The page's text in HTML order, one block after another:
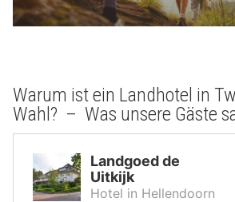
Warum ist ein Landhotel in
Wahl? – Was unsere Gäste
Landgoed de
Uitkijk
Hotel in Hellendoorn